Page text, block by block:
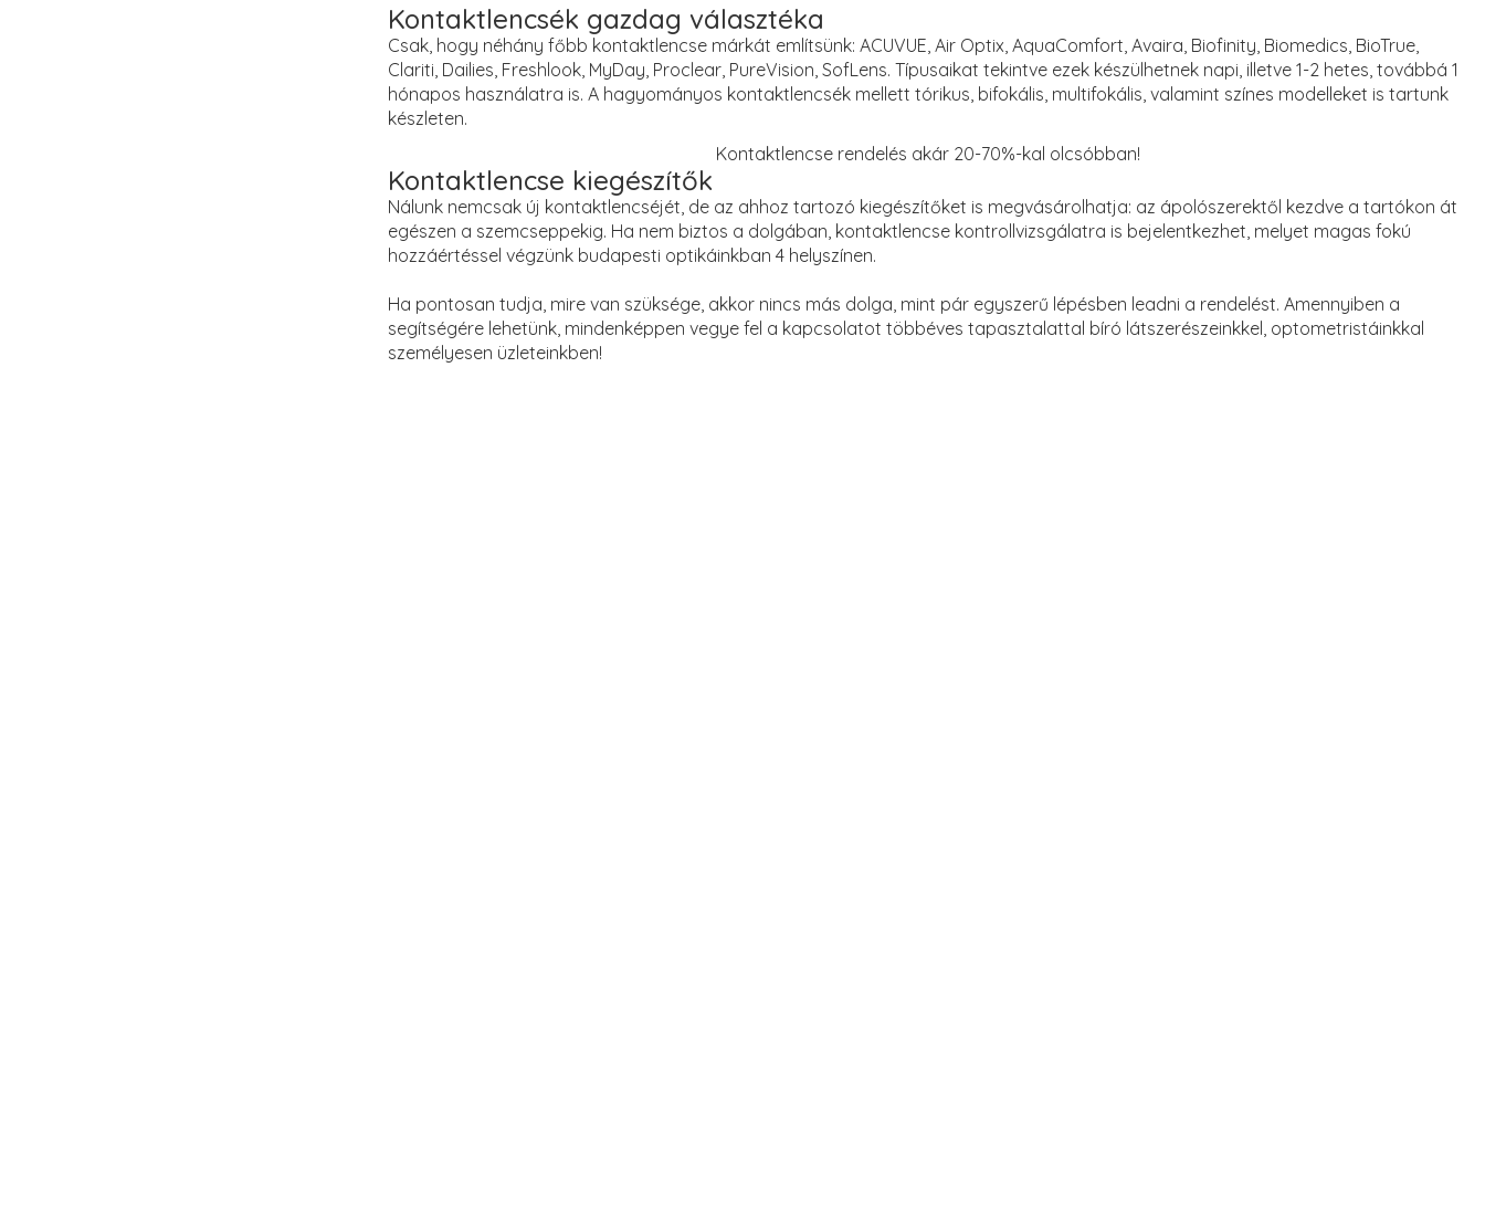
Kontaktlencsék gazdag választéka
Csak, hogy néhány főbb kontaktlencse márkát említsünk: ACUVUE, Air Optix, AquaComfort, Avaira, Biofinity, Biomedics, BioTrue,
Clariti, Dailies, Freshlook, MyDay, Proclear, PureVision, SofLens. Típusaikat tekintve ezek készülhetnek napi, illetve 1-2 hetes, továbbá 1
hónapos használatra is. A hagyományos kontaktlencsék mellett tórikus, bifokális, multifokális, valamint színes modelleket is tartunk
készleten.
Kontaktlencse rendelés akár 20-70%-kal olcsóbban!
Kontaktlencse kiegészítők
Nálunk nemcsak új kontaktlencséjét, de az ahhoz tartozó kiegészítőket is megvásárolhatja: az ápolószerektől kezdve a tartókon át
egészen a szemcseppekig. Ha nem biztos a dolgában, kontaktlencse kontrollvizsgálatra is bejelentkezhet, melyet magas fokú
hozzáértéssel végzünk budapesti optikáinkban 4 helyszínen.
Ha pontosan tudja, mire van szüksége, akkor nincs más dolga, mint pár egyszerű lépésben leadni a rendelést. Amennyiben a
segítségére lehetünk, mindenképpen vegye fel a kapcsolatot többéves tapasztalattal bíró látszerészeinkkel, optometristáinkkal
személyesen üzleteinkben!